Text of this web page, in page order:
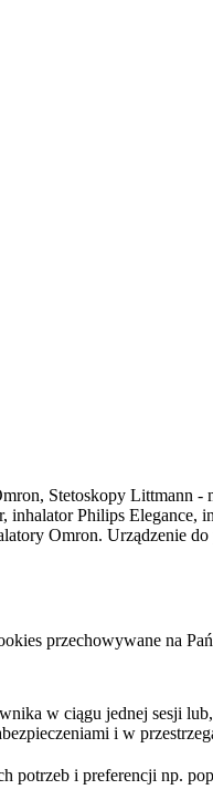
Stetoskopy Littmann -
Philips Elegance,
Omron. Urządzenie
przechowywane na
w ciągu jednej sesji
i w
potrzeb i preferencji np.